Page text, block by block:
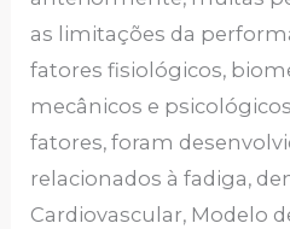
as limitações da
fatores fisiológicos,
mecânicos e
fatores, foram
relacionados à fadiga,
Cardiovascular, Modelo